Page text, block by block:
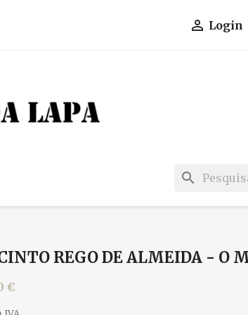
 Login
search
REGO DE ALMEIDA - O
€